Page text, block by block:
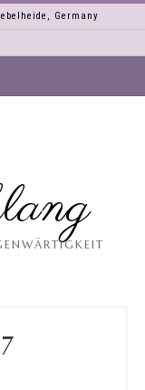
Germany